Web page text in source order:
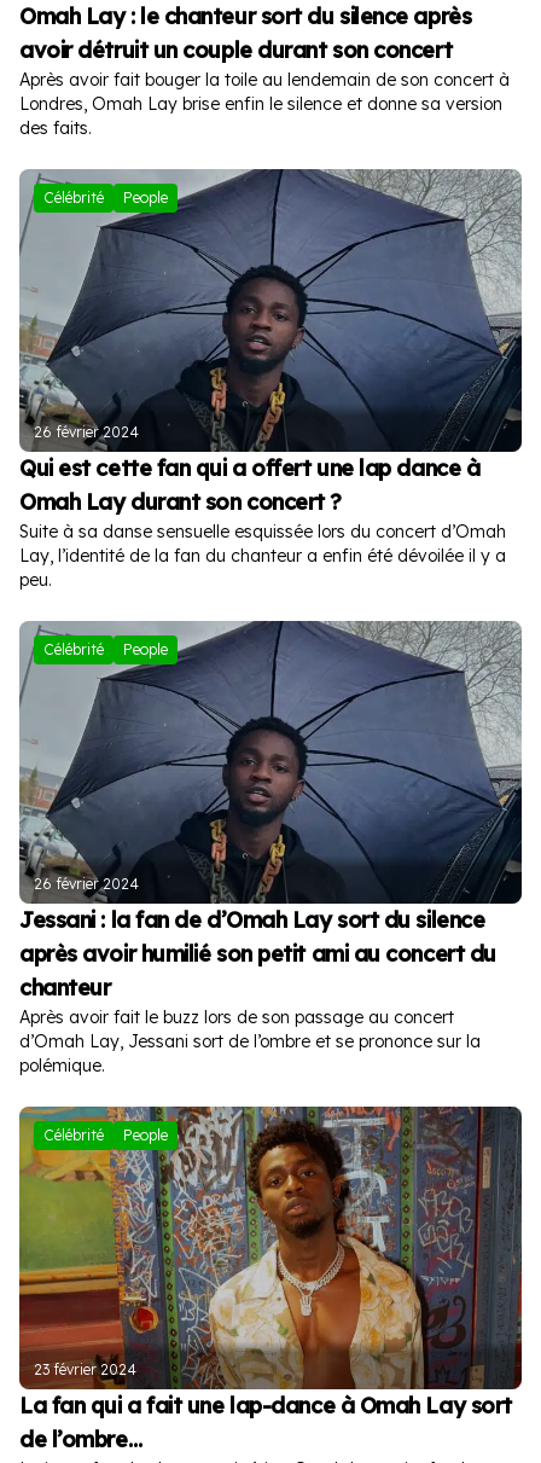
Omah Lay : le chanteur sort du silence après
avoir détruit un couple durant son concert
Après avoir fait bouger la toile au lendemain de son concert à
Londres, Omah Lay brise enfin le silence et donne sa version
des faits.
Célébrité People
26 février 2024
Qui est cette fan qui a offert une lap dance à
Omah Lay durant son concert ?
Suite à sa danse sensuelle esquissée lors du concert d’Omah
Lay, l’identité de la fan du chanteur a enfin été dévoilée il y a
peu.
Célébrité People
26 février 2024
Jessani : la fan de d’Omah Lay sort du silence
après avoir humilié son petit ami au concert du
chanteur
Après avoir fait le buzz lors de son passage au concert
d’Omah Lay, Jessani sort de l’ombre et se prononce sur la
polémique.
Célébrité People
23 février 2024
La fan qui a fait une lap-dance à Omah Lay sort
de l’ombre…